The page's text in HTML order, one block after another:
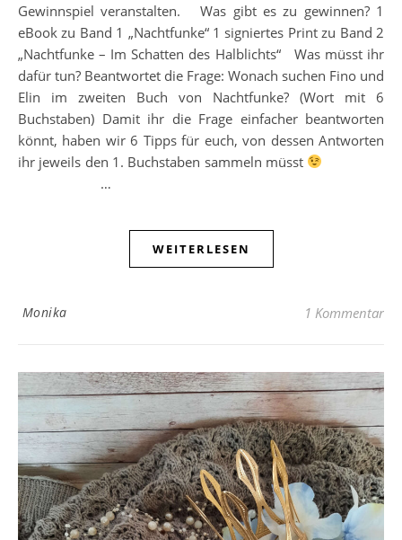
Gewinnspiel veranstalten. Was gibt es zu gewinnen? 1
eBook zu Band 1 „Nachtfunke“ 1 signiertes Print zu Band 2
„Nachtfunke – Im Schatten des Halblichts“ Was müsst ihr
dafür tun? Beantwortet die Frage: Wonach suchen Fino und
Elin im zweiten Buch von Nachtfunke? (Wort mit 6
Buchstaben) Damit ihr die Frage einfacher beantworten
könnt, haben wir 6 Tipps für euch, von dessen Antworten
ihr jeweils den 1. Buchstaben sammeln müsst
…
WEITERLESEN
Monika 1 Kommentar